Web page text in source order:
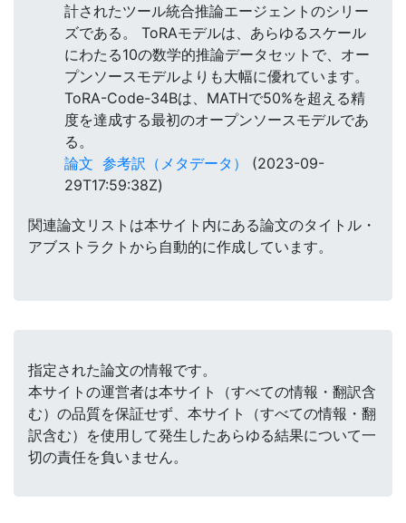
計されたツール統合推論エージェントのシリー
ズである。 ToRAモデルは、あらゆるスケール
にわたる10の数学的推論データセットで、オー
プンソースモデルよりも大幅に優れています。
ToRA-Code-34Bは、MATHで50%を超える精
度を達成する最初のオープンソースモデルであ
る。
論文 参考訳（メタデータ）
(2023-09-
29T17:59:38Z)
関連論文リストは本サイト内にある論文のタイトル・
アブストラクトから自動的に作成しています。
指定された論文の情報です。
本サイトの運営者は本サイト（すべての情報・翻訳含
む）の品質を保証せず、本サイト（すべての情報・翻
訳含む）を使用して発生したあらゆる結果について一
切の責任を負いません。